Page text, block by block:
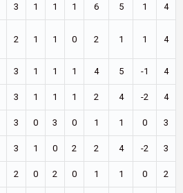
3 1 1 1 6 5 1 4
2 1 1 0 2 1 1 4
3 1 1 1 4 5 -1 4
3 1 1 1 2 4 -2 4
3 0 3 0 1 1 0 3
3 1 0 2 2 4 -2 3
2 0 2 0 1 1 0 2